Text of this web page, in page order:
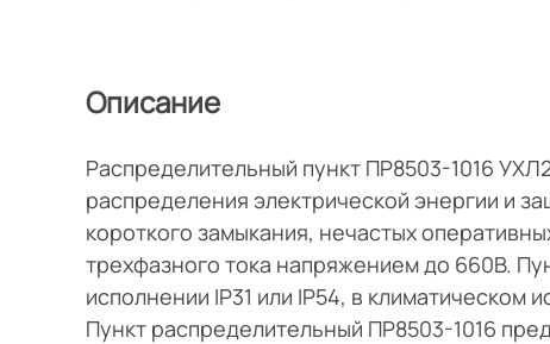
Описание
Распределительный пункт ПР8503-1016
распределения электрической энергии и
короткого замыкания, нечастых
трехфазного тока напряжением до 660В.
исполнении IP31 или IP54, в
Пункт распределительный ПР8503-1016